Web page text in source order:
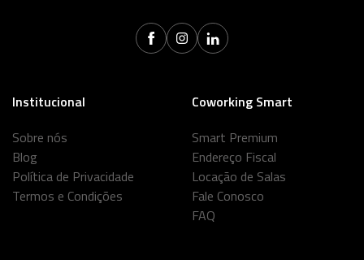
Institucional
Sobre nós
Blog
Política de Privacidade
Termos e Condições
Coworking Smart
Smart Premium
Endereço Fiscal
Locação de Salas
Fale Conosco
FAQ